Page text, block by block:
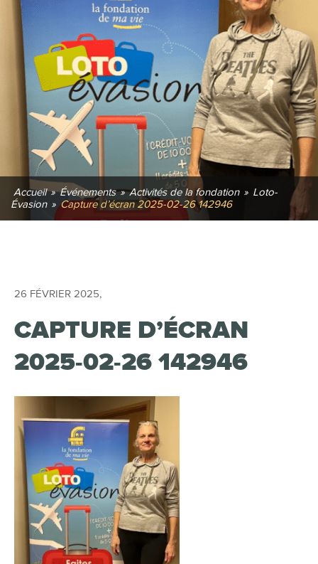
Accueil » Événements » Activités de la fondation » Loto-
Évasion » Capture d’écran 2025-02-26 142946
26 FÉVRIER 2025,
CAPTURE D’ÉCRAN
2025-02-26 142946